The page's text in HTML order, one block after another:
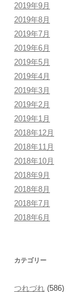
2019年9月
2019年8月
2019年7月
2019年6月
2019年5月
2019年4月
2019年3月
2019年2月
2019年1月
2018年12月
2018年11月
2018年10月
2018年9月
2018年8月
2018年7月
2018年6月
カテゴリー
つれづれ (586)